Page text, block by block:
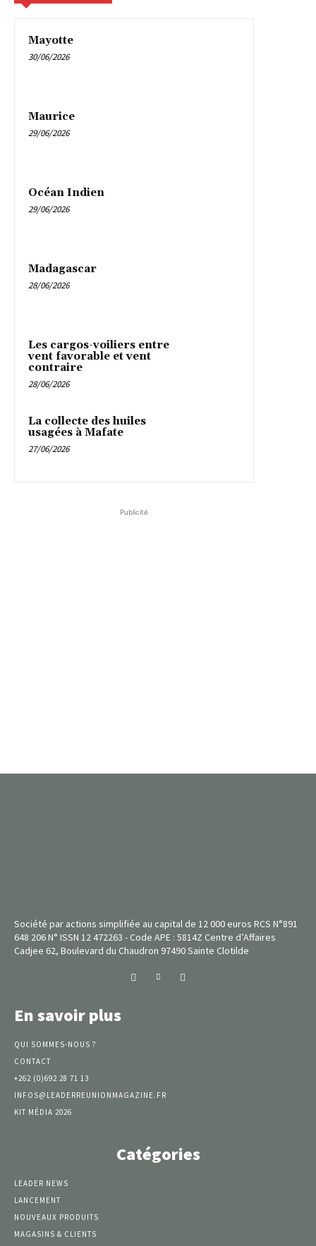
Mayotte
30/06/2026
Maurice
29/06/2026
Océan Indien
29/06/2026
Madagascar
28/06/2026
Les cargos-voiliers entre
vent favorable et vent
contraire
28/06/2026
La collecte des huiles
usagées à Mafate
27/06/2026
Publicité
Société par actions simplifiée au capital de 12 000 euros RCS N°891
648 206 N° ISSN 12 472263 - Code APE : 5814Z Centre d’Affaires
Cadjee 62, Boulevard du Chaudron 97490 Sainte Clotilde
En savoir plus
QUI SOMMES-NOUS ?
CONTACT
+262 (0)692 28 71 13
INFOS@LEADERREUNIONMAGAZINE.FR
KIT MÉDIA 2026
Catégories
LEADER NEWS
LANCEMENT
NOUVEAUX PRODUITS
MAGASINS & CLIENTS